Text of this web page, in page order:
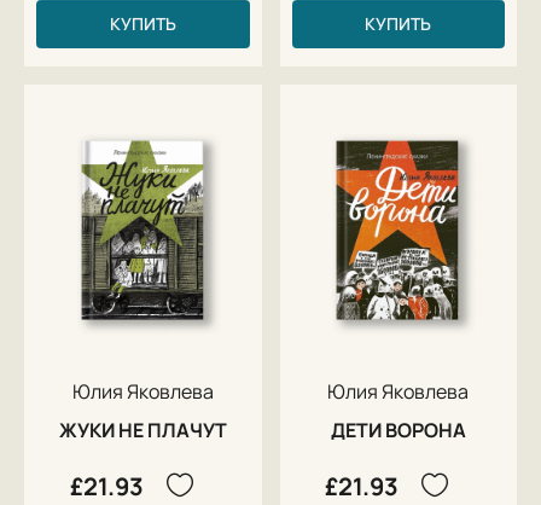
КУПИТЬ КУПИТЬ
Юлия Яковлева
ЖУКИ НЕ ПЛАЧУТ
£21.93
Юлия Яковлева
ДЕТИ ВОРОНА
£21.93